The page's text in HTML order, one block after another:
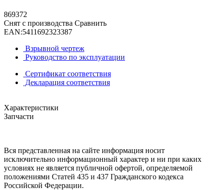
869372
Снят с производства Сравнить
EAN:5411692323387
Взрывной чертеж
Руководство по эксплуатации
Сертификат соответствия
Декларация соответствия
Характеристики
Запчасти
Вся представленная на сайте информация носит
исключительно информационный характер и ни при каких
условиях не является публичной офертой, определяемой
положениями Статей 435 и 437 Гражданского кодекса
Российской Федерации.